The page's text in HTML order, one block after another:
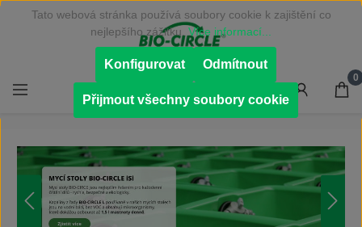
Přejít na hlavní obsah
0
Přeskočit galerii obrázků
Tato webová stránka používá soubory cookie k zajištění co
nejlepšího zážitku. Více informací...
Odmítnout
Konfigurovat
Přijmout všechny soubory cookie